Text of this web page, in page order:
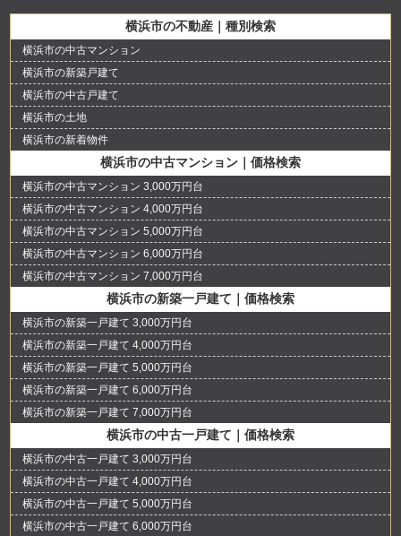
横浜市の不動産｜種別検索
横浜市の中古マンション
横浜市の新築戸建て
横浜市の中古戸建て
横浜市の土地
横浜市の新着物件
横浜市の中古マンション｜価格検索
横浜市の中古マンション 3,000万円台
横浜市の中古マンション 4,000万円台
横浜市の中古マンション 5,000万円台
横浜市の中古マンション 6,000万円台
横浜市の中古マンション 7,000万円台
横浜市の新築一戸建て｜価格検索
横浜市の新築一戸建て 3,000万円台
横浜市の新築一戸建て 4,000万円台
横浜市の新築一戸建て 5,000万円台
横浜市の新築一戸建て 6,000万円台
横浜市の新築一戸建て 7,000万円台
横浜市の中古一戸建て｜価格検索
横浜市の中古一戸建て 3,000万円台
横浜市の中古一戸建て 4,000万円台
横浜市の中古一戸建て 5,000万円台
横浜市の中古一戸建て 6,000万円台